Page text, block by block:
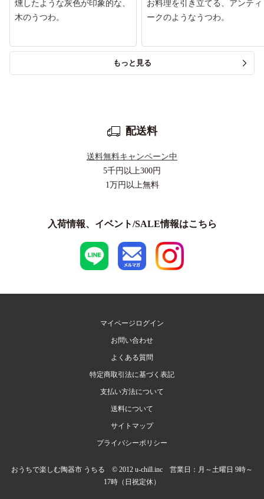
燻したような灰色が印象的な、
木のうつわ。
お料理を引き立てる、アンティ
ークのようなうつわ。
もっと見る
配送料
送料無料キャンペーン中
5千円以上300円
1万円以上無料
入荷情報、イベント/SALE情報はこちら
マイページログイン
お問い合わせ
よくある質問
特定商取引法に基づく表記
支払い方法について
送料について
サイトマップ
プライバシーポリシー
おうちで楽しむ陶器市 うちる © 2012 u-chill.inc 営業日：月～土曜日 9時～
17時（日祝定休）